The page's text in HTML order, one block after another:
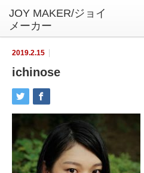
2019.2.15
ichinose